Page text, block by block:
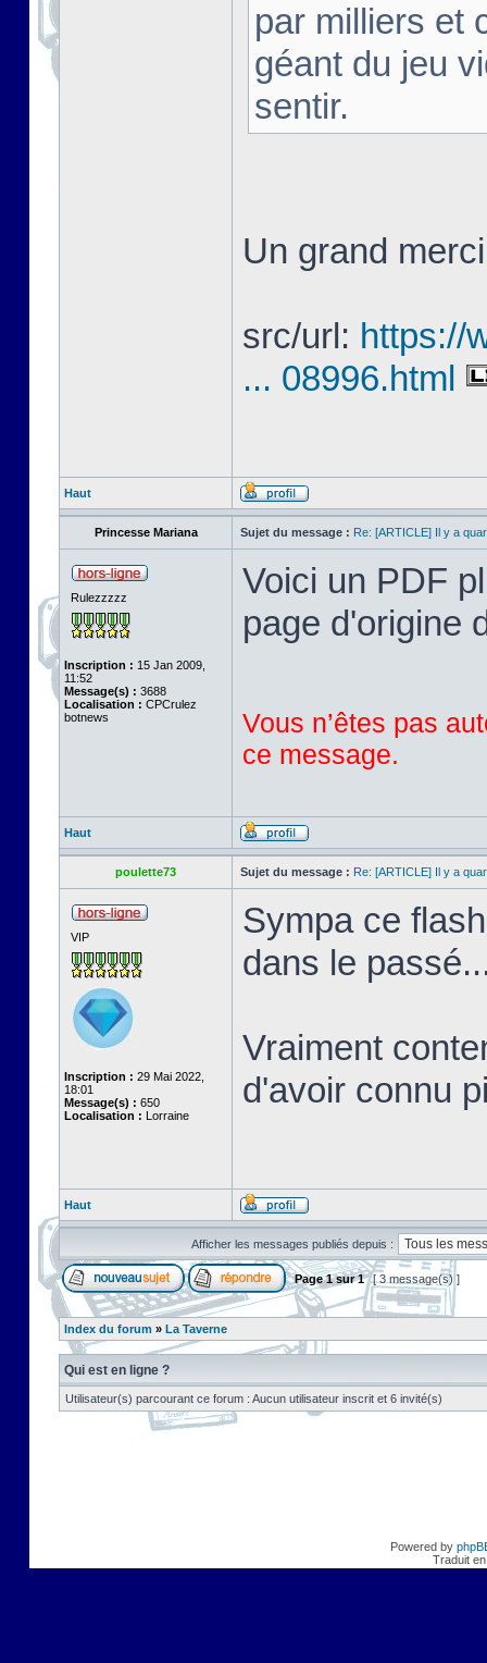
par milliers et
géant du jeu
sentir.
Un grand
src/url: https://
... 08996.html
Haut
Princesse Mariana Sujet du message : Re: [ARTICLE] Il y a
Rulezzzzz
Inscription : 15 Jan 2009,
11:52
Message(s) : 3688
Localisation : CPCrulez
botnews
Voici un PDF
page d'origine
Vous n’êtes pas
ce message.
Haut
poulette73 Sujet du message : Re: [ARTICLE] Il y a
VIP
Inscription : 29 Mai 2022,
18:01
Message(s) : 650
Localisation : Lorraine
Sympa ce
dans le
Vraiment
d'avoir connu
Haut
Afficher les messages publiés depuis :
Page1sur1 [ 3 message(s) ]
Index du forum » La Taverne
Qui est en ligne ?
Utilisateur(s) parcourant ce forum : Aucun utilisateur inscrit et 6 invité(s)
Powered by
Traduit